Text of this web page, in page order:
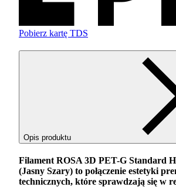
Pobierz kartę TDS
Opis produktu
Filament ROSA 3D PET-G Standard
(Jasny Szary) to połączenie estetyki
technicznych, które sprawdzają się w